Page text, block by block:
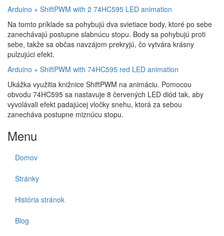
Arduino + ShiftPWM with 2 74HC595 LED animation
Na tomto príklade sa pohybujú dva svietiace body, ktoré po sebe
zanechávajú postupne slabnúcu stopu. Body sa pohybujú proti
sebe, takže sa občas navzájom prekryjú, čo vytvára krásny
pulzujúci efekt.
Arduino + ShiftPWM with 74HC595 red LED animation
Ukážka využitia knižnice ShiftPWM na animáciu. Pomocou
obvodu 74HC595 sa nastavuje 8 červených LED diód tak, aby
vyvolávali efekt padajúcej vločky snehu, ktorá za sebou
zanecháva postupne miznúcu stopu.
Menu
Domov
Stránky
História stránok
Blog